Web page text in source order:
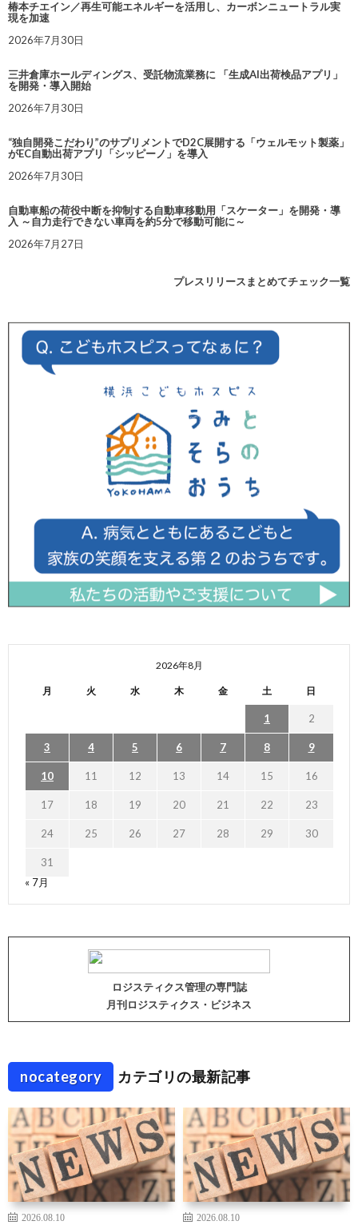
椿本チエイン／再生可能エネルギーを活用し、カーボンニュートラル実
現を加速
2026年7月30日
三井倉庫ホールディングス、受託物流業務に 「生成AI出荷検品アプリ」
を開発・導入開始
2026年7月30日
“独自開発こだわり”のサプリメントでD2C展開する「ウェルモット製薬」
がEC自動出荷アプリ「シッピーノ」を導入
2026年7月30日
自動車船の荷役中断を抑制する自動車移動用「スケーター」を開発・導
入 ～自力走行できない車両を約5分で移動可能に～
2026年7月27日
プレスリリースまとめてチェック一覧
2026年8月
月 火 水 木 金 土 日
1 2
3 4 5 6 7 8 9
10 11 12 13 14 15 16
17 18 19 20 21 22 23
24 25 26 27 28 29 30
31
« 7月
ロジスティクス管理の専門誌
月刊ロジスティクス・ビジネス
nocategory カテゴリの最新記事
2026.08.10
2026.08.10